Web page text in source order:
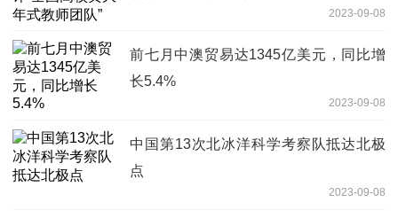
2023-09-08
前七月中澳贸易达1345亿美元，同比增
长5.4%
2023-09-08
中国第13次北冰洋科学考察队抵达北极
点
2023-09-08